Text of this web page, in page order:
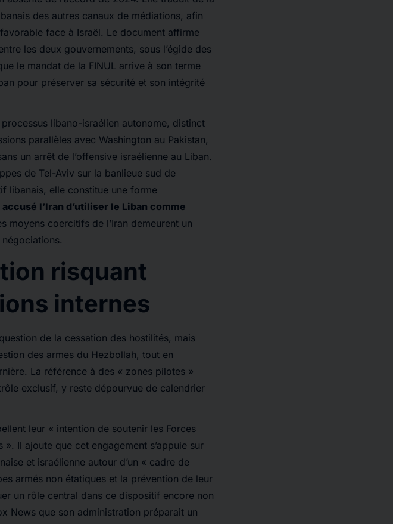
des autres canaux de médiations, afin
face à Israël. Le document affirme
les deux gouvernements, sous l’égide des
le mandat de la FINUL arrive à son terme
pour préserver sa sécurité et son intégrité
libano-israélien autonome, distinct
parallèles avec Washington au Pakistan,
un arrêt de l’offensive israélienne au Liban.
de Tel-Aviv sur la banlieue sud de
libanais, elle constitue une forme
accusé l’Iran d’utiliser le Liban comme
moyens coercitifs de l’Iran demeurent un
risquant
internes
de la cessation des hostilités, mais
des armes du Hezbollah, tout en
La référence à des « zones pilotes »
exclusif, y reste dépourvue de calendrier
leur « intention de soutenir les Forces
Il ajoute que cet engagement s’appuie sur
et israélienne autour d’un « cadre de
armés non étatiques et la prévention de leur
un rôle central dans ce dispositif encore non
News que son administration préparait un